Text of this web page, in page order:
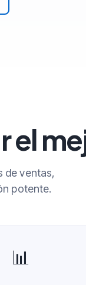
el
de ventas,
potente.
📊